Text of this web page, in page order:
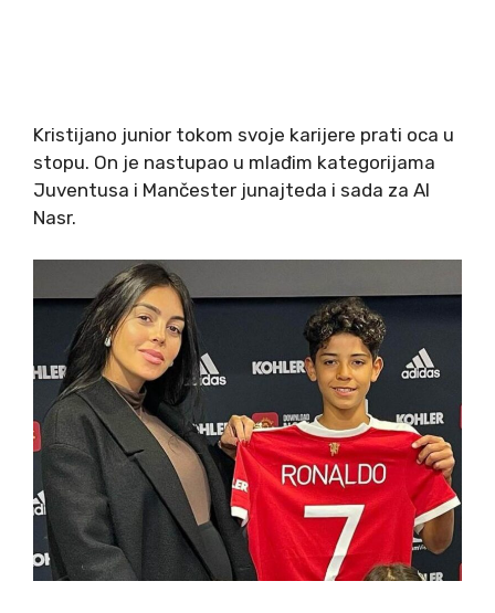
Kristijano junior tokom svoje karijere prati oca u
stopu. On je nastupao u mlađim kategorijama
Juventusa i Mančester junajteda i sada za Al
Nasr.